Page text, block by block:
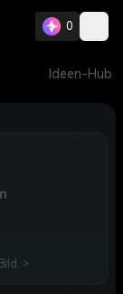
0
Ideen-Hub
>